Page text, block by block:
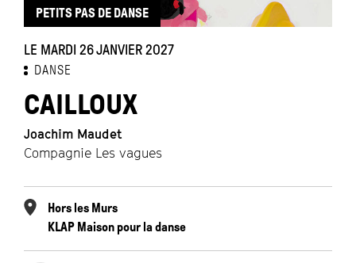
PETITS PAS DE DANSE
LE MARDI 26 JANVIER 2027
DANSE
CAILLOUX
Joachim Maudet
Compagnie Les vagues
Hors les Murs
KLAP Maison pour la danse